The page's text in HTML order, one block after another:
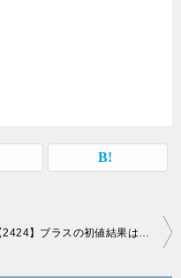
【2424】ブラスの初値結果は6.4%高の4,650円、ストップ高や公募割れ含む乱高下！